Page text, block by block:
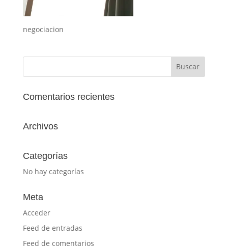
negociacion
Comentarios recientes
Archivos
Categorías
No hay categorías
Meta
Acceder
Feed de entradas
Feed de comentarios